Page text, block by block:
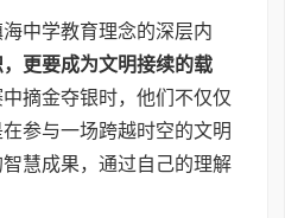
中学教育理念的深层内
更要成为文明接续的载
摘金夺银时，他们不仅仅
参与一场跨越时空的文明
慧成果，通过自己的理解